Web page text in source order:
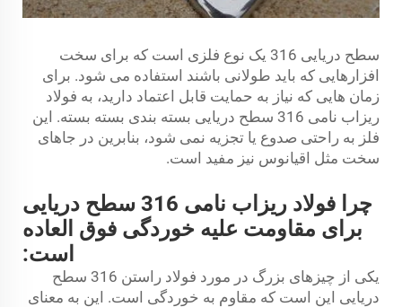
سطح دریایی 316 یک نوع فلزی است که برای سخت
افزارهایی که باید طولانی باشند استفاده می شود. برای
زمان هایی که نیاز به حمایت قابل اعتماد دارید، به فولاد
ریزاب نامی 316 سطح دریایی بسته بندی بسته بسته. این
فلز به راحتی صدوع یا تجزیه نمی شود، بنابرین در جاهای
سخت مثل اقیانوس نیز مفید است.
چرا فولاد ریزاب نامی 316 سطح دریایی
برای مقاومت علیه خوردگی فوق العاده
است:
یکی از چیزهای بزرگ در مورد فولاد راستن 316 سطح
دریایی این است که مقاوم به خوردگی است. این به معنای